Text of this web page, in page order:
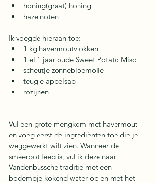
honing(graat) honing
hazelnoten
Ik voegde hieraan toe:
1 kg havermoutvlokken
1 el 1 jaar oude Sweet Potato Miso
scheutje zonnebloemolie
teugje appelsap
rozijnen
Vul een grote mengkom met havermout
en voeg eerst de ingrediënten toe die je
weggewerkt wilt zien. Wanneer de
smeerpot leeg is, vul ik deze naar
Vandenbussche traditie met een
bodempje kokend water op en met het